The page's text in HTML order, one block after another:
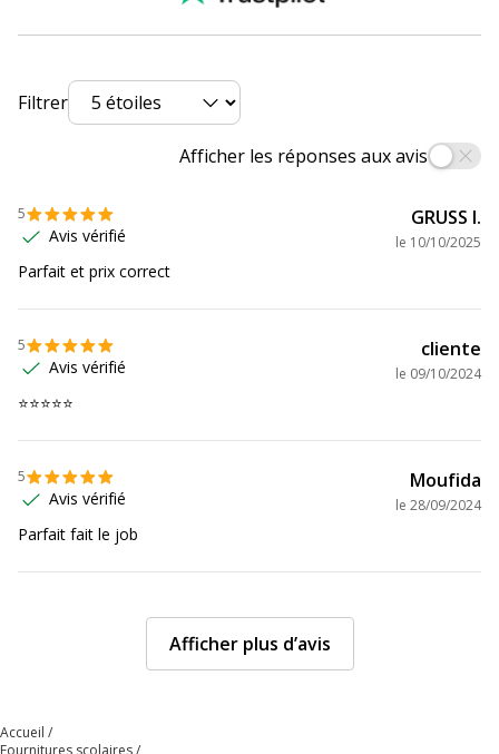
Caractéristiques environnementales
Caractéristiques environnementales
Impact environnemental
Données logistiques
Quantité emballée
Filtrer
Afficher les réponses aux avis
5
Avis vérifié
GRUSS I.
le 10/10/2025
Parfait et prix correct
5
Avis vérifié
cliente
le 09/10/2024
⭐️⭐️⭐️⭐️⭐️
5
Avis vérifié
Moufida
le 28/09/2024
Parfait fait le job
Afficher plus d’avis
Accueil
Fournitures scolaires